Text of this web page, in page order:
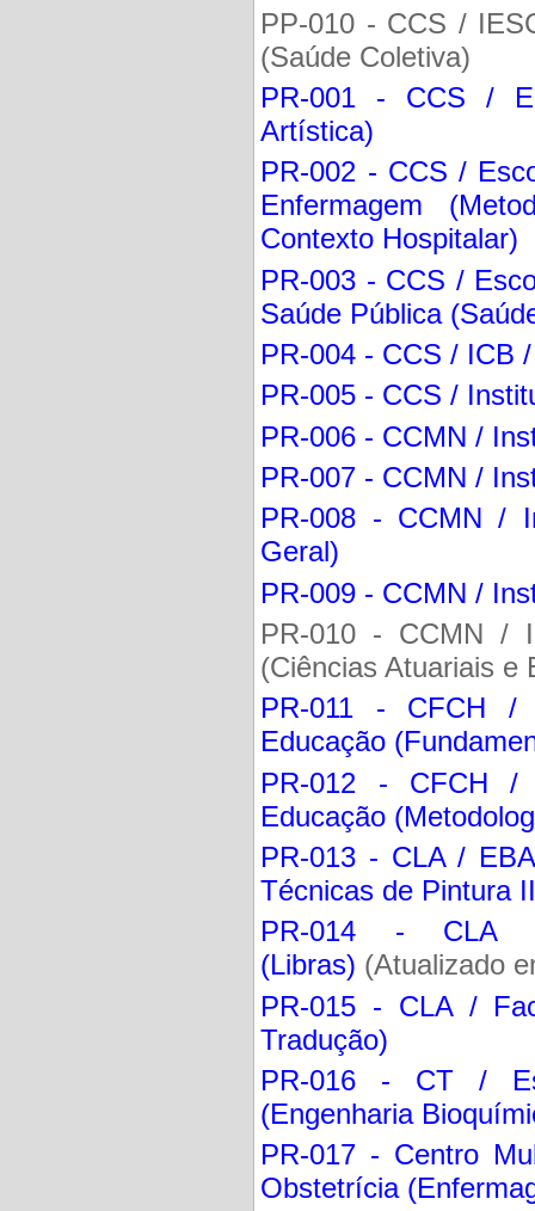
PP-010 - CCS /
(Saúde Coletiva)
PR-001 - CCS /
Artística)
PR-002 - CCS /
Enfermagem
Contexto Hospitalar)
PR-003 - CCS /
Saúde Pública
PR-004 - CCS / ICB
PR-005 - CCS /
PR-006 - CCMN /
PR-007 - CCMN /
PR-008 - CCMN /
Geral)
PR-009 - CCMN /
PR-010 - CCMN /
(Ciências Atuariais e
PR-011 - CFCH /
Educação
PR-012 - CFCH /
Educação
PR-013 - CLA /
Técnicas de Pintura
PR-014 - CLA
(Libras) (Atualizado
PR-015 - CLA /
Tradução)
PR-016 - CT /
(Engenharia
PR-017 - Centro
Obstetrícia